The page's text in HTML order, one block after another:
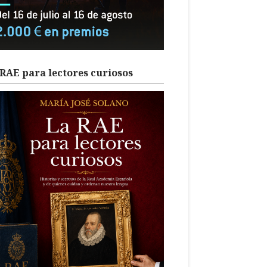
para lectores curiosos